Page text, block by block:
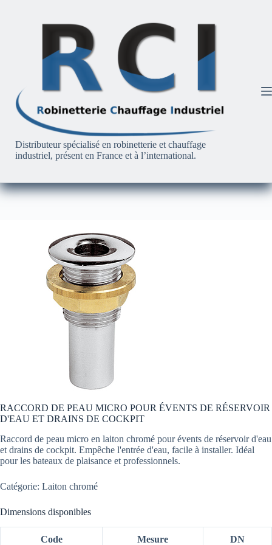
Distributeur spécialisé en robinetterie et chauffage
industriel, présent en France et à l’international.
RACCORD DE PEAU MICRO POUR ÉVENTS DE RÉSERVOIR
D'EAU ET DRAINS DE COCKPIT
Raccord de peau micro en laiton chromé pour évents de réservoir d'eau
et drains de cockpit. Empêche l'entrée d'eau, facile à installer. Idéal
pour les bateaux de plaisance et professionnels.
Catégorie: Laiton chromé
Dimensions disponibles
Code Mesure DN